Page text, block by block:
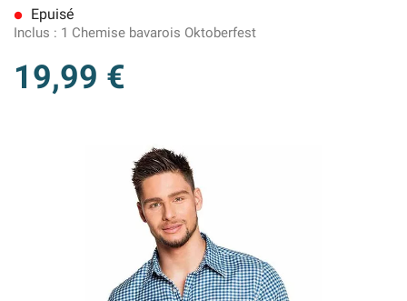
lens Epuisé
Inclus : 1 Chemise bavarois Oktoberfest
19,99 €